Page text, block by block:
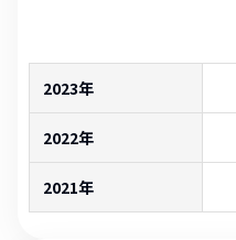
2023年
2022年
2021年